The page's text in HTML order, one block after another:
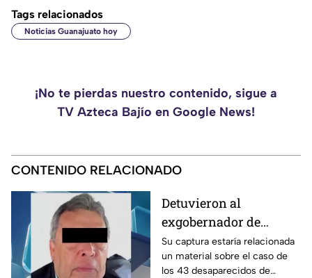
Tags relacionados
Noticias Guanajuato hoy
¡No te pierdas nuestro contenido, sigue a
TV Azteca Bajío en Google News!
CONTENIDO RELACIONADO
Detuvieron al
exgobernador de
Guerrero, Ángel
Aguirre Rivero
Su captura estaría relacionada
un material sobre el caso de
los 43 desaparecidos de